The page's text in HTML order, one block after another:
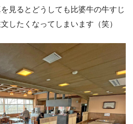
見るとどうしても比婆牛の牛すじ
したくなってしまいます（笑）